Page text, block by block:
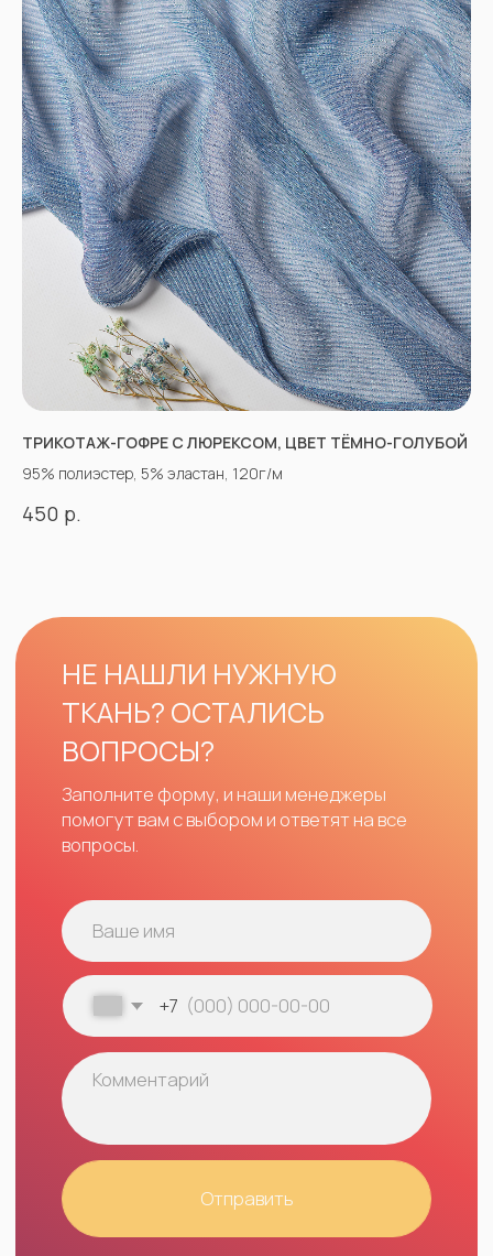
ТРИКОТАЖ-ГОФРЕ С ЛЮРЕКСОМ, ЦВЕТ ТЁМНО-ГОЛУБОЙ
95% полиэстер, 5% эластан, 120г/м
450 р.